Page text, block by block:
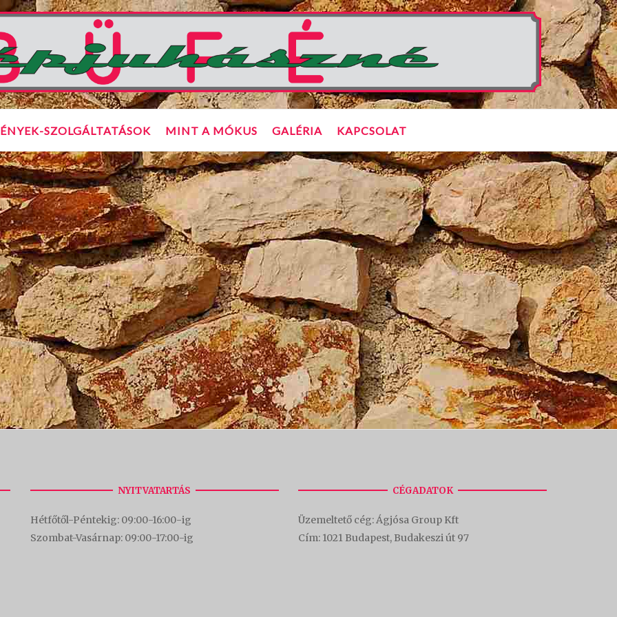
SZOLGÁLTATÁSOK MINT A MÓKUS GALÉRIA KAPCSOLAT
NYITVATARTÁS
Hétfőtől-Péntekig: 09:00-16:00-ig
Szombat-Vasárnap: 09:00-17:00-ig
CÉGADATOK
Üzemeltető cég: Ágjósa Group Kft
Cím: 1021 Budapest, Budakeszi út 97